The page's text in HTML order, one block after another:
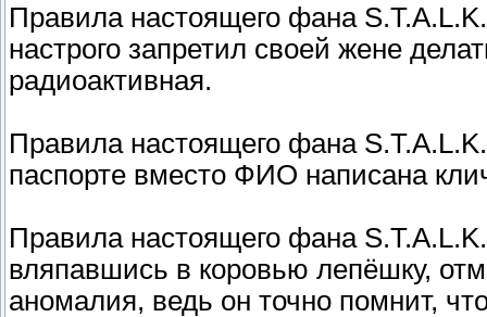
Правила настоящего фана
настрого запретил своей жене
радиоактивная.
Правила настоящего фана
паспорте вместо ФИО написана
Правила настоящего фана
вляпавшись в коровью лепёшку,
аномалия, ведь он точно помнит,